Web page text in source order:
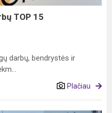
TOP 15
darbų, bendrystės ir
Plačiau